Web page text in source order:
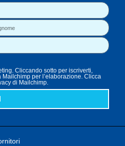
Cliccando sotto per iscriverti,
per l’elaborazione. Clicca
di Mailchimp.